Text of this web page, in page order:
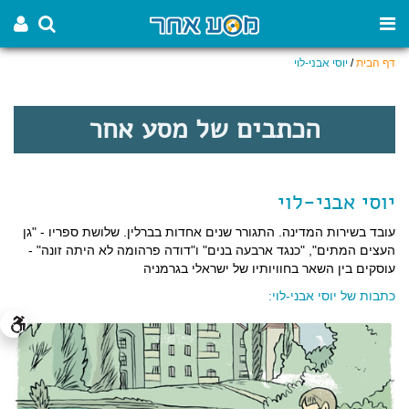
דף הבית/ יוסי אבני-לוי
הכתבים של מסע אחר
יוסי אבני-לוי
עובד בשירות המדינה. התגורר שנים אחדות בברלין. שלושת ספריו - "גן
העצים המתים", "כנגד ארבעה בנים" ו"דודה פרהומה לא היתה זונה" -
עוסקים בין השאר בחוויותיו של ישראלי בגרמניה
כתבות של יוסי אבני-לוי: